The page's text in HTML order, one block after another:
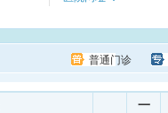
普通门诊
一